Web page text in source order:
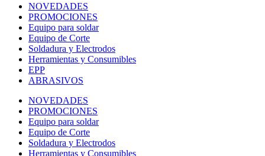
NOVEDADES
PROMOCIONES
Equipo para soldar
Equipo de Corte
Soldadura y Electrodos
Herramientas y Consumibles
EPP
ABRASIVOS
NOVEDADES
PROMOCIONES
Equipo para soldar
Equipo de Corte
Soldadura y Electrodos
Herramientas y Consumibles